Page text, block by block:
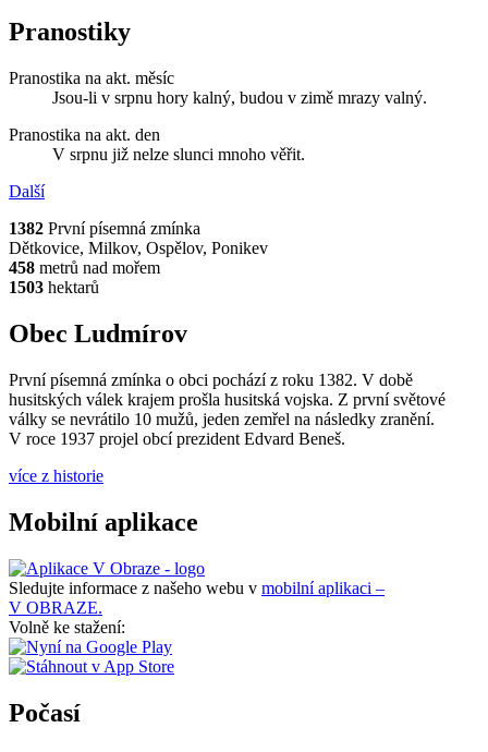
Pranostiky
Pranostika na akt. měsíc
Jsou-li v srpnu hory kalný, budou v zimě mrazy valný.
Pranostika na akt. den
V srpnu již nelze slunci mnoho věřit.
Další
1382 První písemná zmínka
Dětkovice, Milkov, Ospělov, Ponikev
458 metrů nad mořem
1503 hektarů
Obec Ludmírov
První písemná zmínka o obci pochází z roku 1382. V době
husitských válek krajem prošla husitská vojska. Z první světové
války se nevrátilo 10 mužů, jeden zemřel na následky zranění.
V roce 1937 projel obcí prezident Edvard Beneš.
více z historie
Mobilní aplikace
Sledujte informace z našeho webu v mobilní aplikaci –
V OBRAZE.
Volně ke stažení:
Počasí